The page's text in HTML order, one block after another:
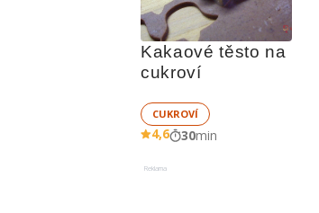
Kakaové těsto na
cukroví
CUKROVÍ
4,6 30min
Reklama